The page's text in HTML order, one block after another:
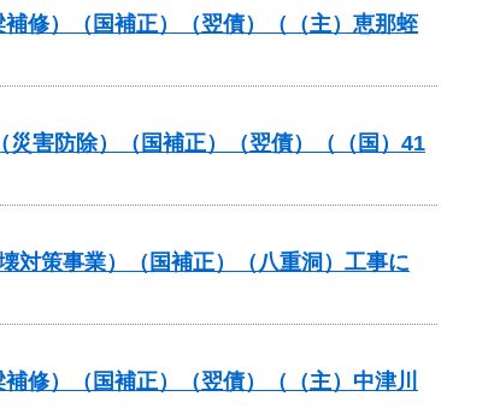
修）（国補正）（翌債）（（主）恵那蛭
害防除）（国補正）（翌債）（（国）41
対策事業）（国補正）（八重洞）工事に
修）（国補正）（翌債）（（主）中津川